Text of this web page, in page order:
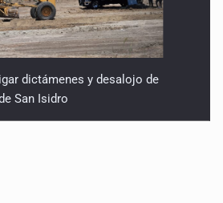
dictámenes y desalojo de
San Isidro